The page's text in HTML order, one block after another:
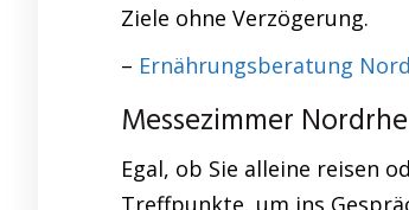
Ziele ohne Verzögerung.
– Ernährungsberatung
Messezimmer
Egal, ob Sie alleine reisen
Treffpunkte, um ins